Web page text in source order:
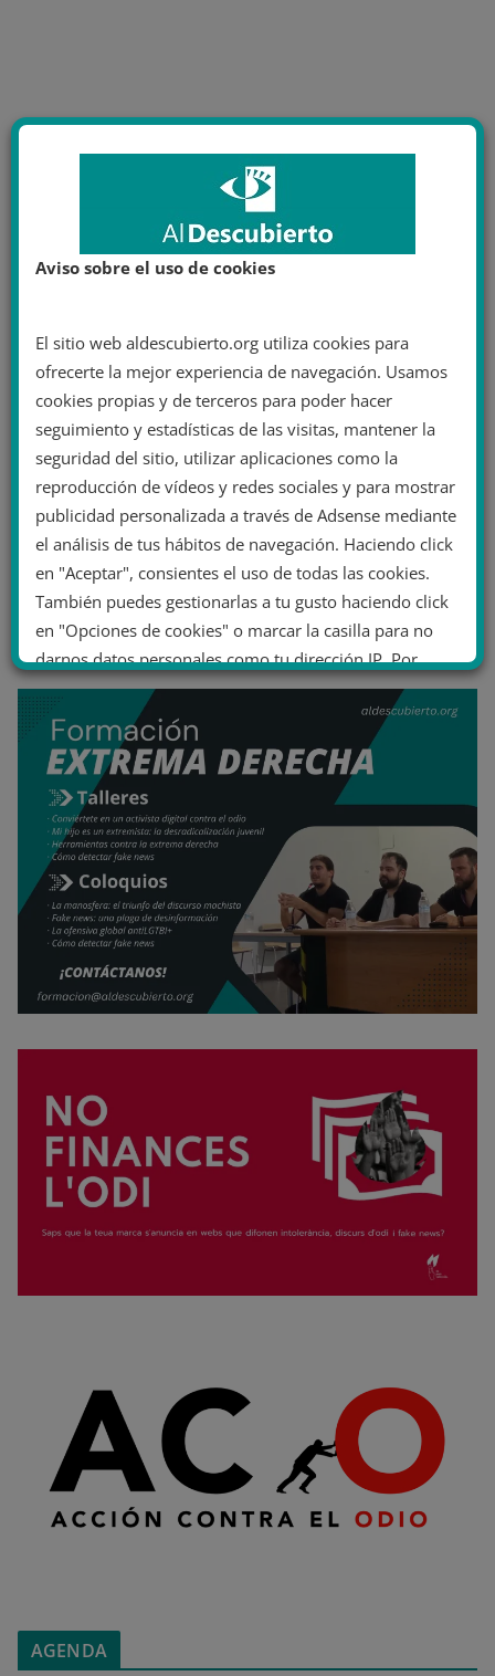
AGENDA
Aviso sobre el uso de cookies
El sitio web aldescubierto.org utiliza cookies para
ofrecerte la mejor experiencia de navegación. Usamos
cookies propias y de terceros para poder hacer
seguimiento y estadísticas de las visitas, mantener la
seguridad del sitio, utilizar aplicaciones como la
reproducción de vídeos y redes sociales y para mostrar
publicidad personalizada a través de Adsense mediante
el análisis de tus hábitos de navegación. Haciendo click
en "Aceptar", consientes el uso de todas las cookies.
También puedes gestionarlas a tu gusto haciendo click
en "Opciones de cookies" o marcar la casilla para no
darnos datos personales como tu dirección IP. Por
último, puedes leer nuestra Política de cookies.
No dar mi información personal
Opciones de cookies Aceptar cookies
Rechazar cookies Política de cookies